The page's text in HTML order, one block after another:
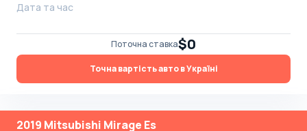
Дата та час
Поточна ставка$0
Точна вартість авто в Україні
2019 Mitsubishi Mirage Es